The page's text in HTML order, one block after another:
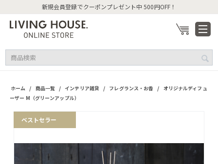
新規会員登録でクーポンプレゼント中 500円OFF！
ホーム / 商品一覧 / インテリア雑貨 / フレグランス・お香 / オリジナルディフュ
ーザー M（グリーンアップル）
ベストセラー